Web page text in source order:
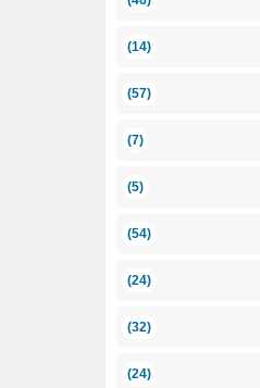
(14)
(57)
(7)
(5)
(54)
(24)
(32)
(24)